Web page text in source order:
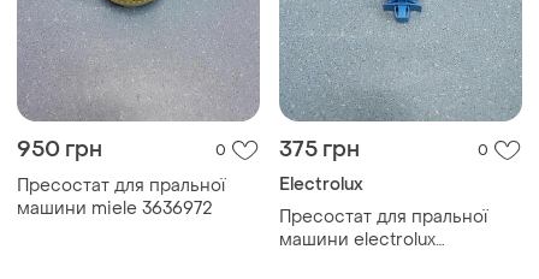
950 грн 0
Пресостат для пральної
машини miele 3636972
375 грн 0
Electrolux
Пресостат для пральної
машини electrolux